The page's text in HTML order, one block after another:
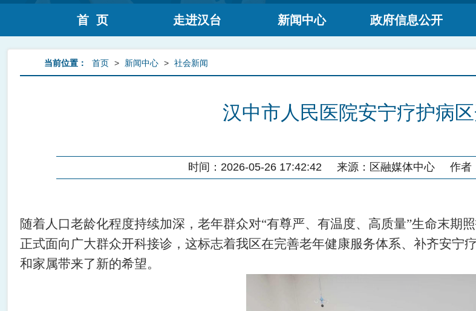
首 页 走进汉台 新闻中心 政府信息公开
当前位置： 首页 > 新闻中心 > 社会新闻
汉中市人民医院安宁疗护病
时间：2026-05-26 17:42:42 来源： 区融媒体中心 作者
随着人口老龄化程度持续加深，老年群众对“有尊严、有温度、高质量”生命末期
正式面向广大群众开科接诊，这标志着我区在完善老年健康服务体系、补齐安宁
和家属带来了新的希望。